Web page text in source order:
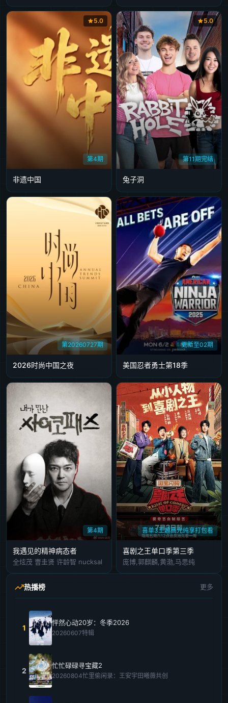
第4期
5.0
非遗中国
第11期完结
5.0
兔子洞
第20260727期
2026时尚中国之夜
更新至02期
美国忍者勇士第18季
第4期
我遇见的精神病态者
全炫茂 曺圭贤 许龄智 nucksal
喜单3王越高光纯享打包看
喜剧之王单口季第三季
庞博,郭麒麟,黄渤,马思纯
热播榜 更多
1
怦然心动20岁：冬季2026
20260607特辑
2
忙忙碌碌寻宝藏2
20260804忙里偷闲录：王安宇田曦薇共创